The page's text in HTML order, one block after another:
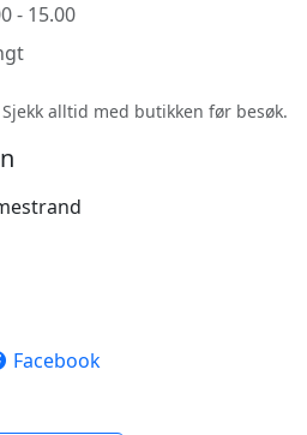
- 15.00
alltid med butikken før besøk.
Facebook